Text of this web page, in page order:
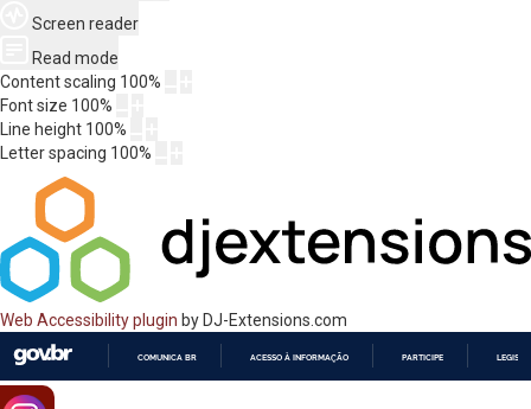
Screen reader
Read mode
Content scaling 100%
Font size 100%
Line height 100%
Letter spacing 100%
Web Accessibility plugin by DJ-Extensions.com
COMUNICA BR ACESSO À INFORMAÇÃO PARTICIPE